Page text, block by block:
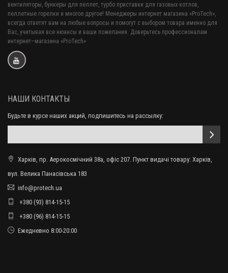
вентиляторы, бункеры для пеллет, турбо приставки для газовых котлов,
пеллетные горелки и многое другое! Менеджеры интернет магазина «ProTech»,
всегда ответят вам на любые вопросы и помогут с выбором товара именно для
Вас, учитывая все нюансы и ваши пожелания. Доверьтесь профессионалам
интернет–магазина «ProTech»
НАШИ КОНТАКТЫ
Будьте в курсе наших акций, подпишитесь на рассылку:
Харків, пр. Аерокосмічний 38а, офіс 207. Пункт видачі товару: Харків,
вул. Велика Панасівська 183
info@protech.ua
+380 (93) 814-15-15
+380 (96) 814-15-15
Ежедневно 8:00-20:00